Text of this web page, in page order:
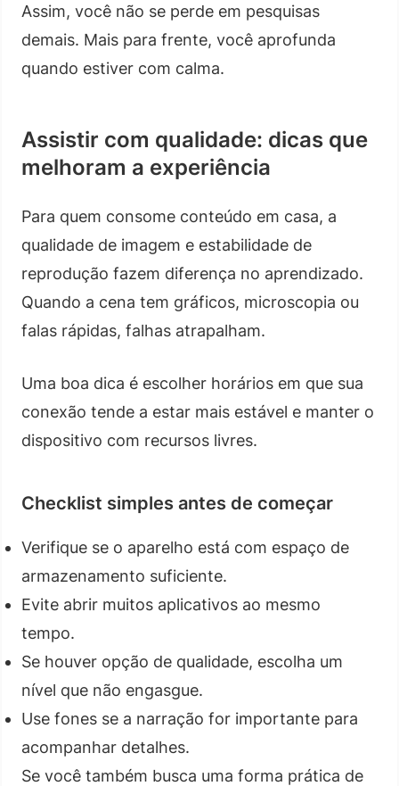
Assim, você não se perde em pesquisas
demais. Mais para frente, você aprofunda
quando estiver com calma.
Assistir com qualidade: dicas que
melhoram a experiência
Para quem consome conteúdo em casa, a
qualidade de imagem e estabilidade de
reprodução fazem diferença no aprendizado.
Quando a cena tem gráficos, microscopia ou
falas rápidas, falhas atrapalham.
Uma boa dica é escolher horários em que sua
conexão tende a estar mais estável e manter o
dispositivo com recursos livres.
Checklist simples antes de começar
Verifique se o aparelho está com espaço de
armazenamento suficiente.
Evite abrir muitos aplicativos ao mesmo
tempo.
Se houver opção de qualidade, escolha um
nível que não engasgue.
Use fones se a narração for importante para
acompanhar detalhes.
Se você também busca uma forma prática de